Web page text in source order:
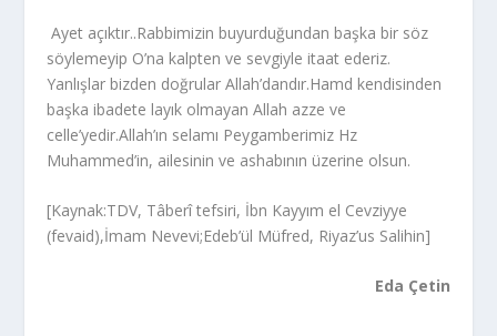
Ayet açıktır..Rabbimizin buyurduğundan başka bir söz
söylemeyip O’na kalpten ve sevgiyle itaat ederiz.
Yanlışlar bizden doğrular Allah’dandır.Hamd kendisinden
başka ibadete layık olmayan Allah azze ve
celle’yedir.Allah’ın selamı Peygamberimiz Hz
Muhammed’in, ailesinin ve ashabının üzerine olsun.
[Kaynak:TDV, Tâberî tefsiri, İbn Kayyım el Cevziyye
(fevaid),İmam Nevevi;Edeb’ül Müfred, Riyaz’us Salihin]
Eda Çetin